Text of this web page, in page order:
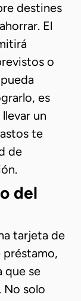
destines
El
o
es
un
te
de
del
tarjeta de
que se
No solo